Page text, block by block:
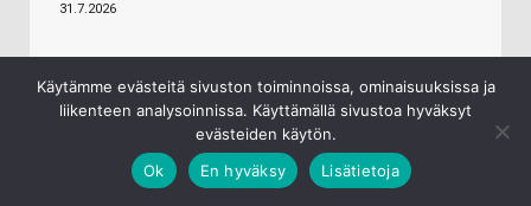
31.7.2026
Käytämme evästeitä sivuston toiminnoissa, ominaisuuksissa ja
liikenteen analysoinnissa. Käyttämällä sivustoa hyväksyt
evästeiden käytön.
Ok
En hyväksy Lisätietoja